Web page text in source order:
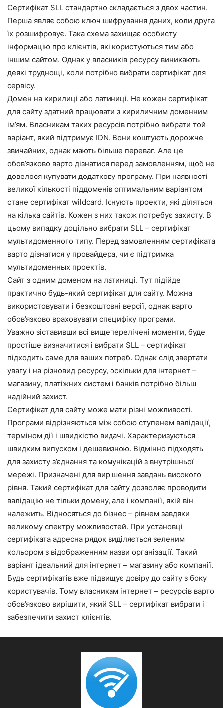
Сертифікат SLL стандартно складається з двох частин.
Перша являє собою ключ шифрування даних, коли друга
їх розшифровує. Така схема захищає особисту
інформацію про клієнтів, які користуються тим або
іншим сайтом. Однак у власників ресурсу виникають
деякі труднощі, коли потрібно вибрати сертифікат для
сервісу.
Домен на кирилиці або латиниці. Не кожен сертифікат
для сайту здатний працювати з кириличним доменним
ім’ям. Власникам таких ресурсів потрібно вибрати той
варіант, який підтримує IDN. Вони коштують дорожче
звичайних, однак мають більше переваг. Але це
обов’язково варто дізнатися перед замовленням, щоб не
довелося купувати додаткову програму. При наявності
великої кількості піддоменів оптимальним варіантом
стане сертифікат wildcard. Існують проекти, які діляться
на кілька сайтів. Кожен з них також потребує захисту. В
цьому випадку доцільно вибрати SLL – сертифікат
мультидоменного типу. Перед замовленням сертифіката
варто дізнатися у провайдера, чи є підтримка
мультидоменных проектів.
Сайт з одним доменом на латиниці. Тут підійде
практично будь-який сертифікат для сайту. Можна
використовувати і безкоштовні версії, однак варто
обов’язково враховувати специфіку програми.
Уважно зіставивши всі вищеперелічені моменти, буде
простіше визначитися і вибрати SLL – сертифікат
підходить саме для ваших потреб. Однак слід звертати
увагу і на різновид ресурсу, оскільки для інтернет –
магазину, платіжних систем і банків потрібно більш
надійний захист.
Сертифікат для сайту може мати різні можливості.
Програми відрізняються між собою ступенем валідації,
терміном дії і швидкістю видачі. Характеризуються
швидким випуском і дешевизною. Відмінно підходять
для захисту з’єднання та комунікацій з внутрішньої
мережі. Призначені для вирішення завдань високого
рівня. Такий сертифікат для сайту дозволяє проводити
валідацію не тільки домену, але і компанії, якій він
належить. Відносяться до бізнес – рівнем завдяки
великому спектру можливостей. При установці
сертифіката адресна рядок виділяється зеленим
кольором з відображенням назви організації. Такий
варіант ідеальний для інтернет – магазину або компанії.
Будь сертифікатів вже підвищує довіру до сайту з боку
користувачів. Тому власникам інтернет – ресурсів варто
обов’язково вирішити, який SLL – сертифікат вибрати і
забезпечити захист клієнтів.